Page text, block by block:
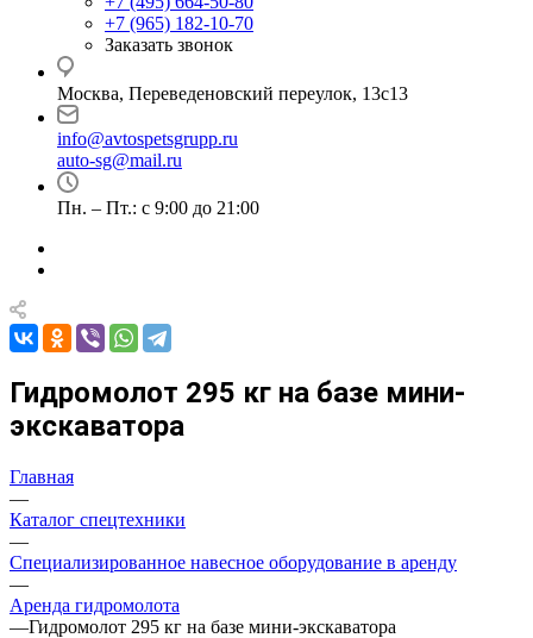
+7 (965) 182-10-70
Заказать звонок
Москва, Переведеновский переулок, 13с13
info@avtospetsgrupp.ru
auto-sg@mail.ru
Пн. – Пт.: с 9:00 до 21:00
Гидромолот 295 кг на базе мини-
экскаватора
Главная
—
Каталог спецтехники
—
Специализированное навесное оборудование в аренду
—
Аренда гидромолота
—Гидромолот 295 кг на базе мини-экскаватора